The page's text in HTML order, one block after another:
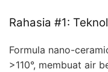
Rahasia #1:
Formula nano-
>110°, membuat air